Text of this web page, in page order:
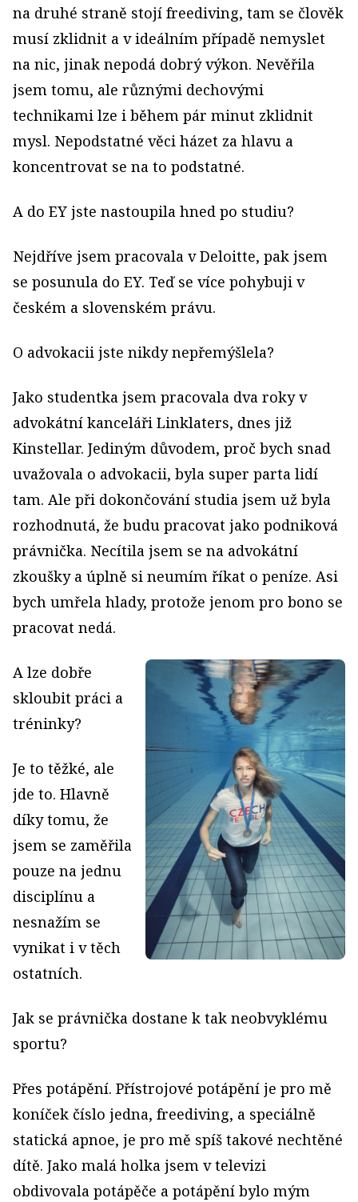
na druhé straně stojí freediving, tam se člověk
musí zklidnit a v ideálním případě nemyslet
na nic, jinak nepodá dobrý výkon. Nevěřila
jsem tomu, ale různými dechovými
technikami lze i během pár minut zklidnit
mysl. Nepodstatné věci házet za hlavu a
koncentrovat se na to podstatné.
A do EY jste nastoupila hned po studiu?
Nejdříve jsem pracovala v Deloitte, pak jsem
se posunula do EY. Teď se více pohybuji v
českém a slovenském právu.
O advokacii jste nikdy nepřemýšlela?
Jako studentka jsem pracovala dva roky v
advokátní kanceláři Linklaters, dnes již
Kinstellar. Jediným důvodem, proč bych snad
uvažovala o advokacii, byla super parta lidí
tam. Ale při dokončování studia jsem už byla
rozhodnutá, že budu pracovat jako podniková
právnička. Necítila jsem se na advokátní
zkoušky a úplně si neumím říkat o peníze. Asi
bych umřela hlady, protože jenom pro bono se
pracovat nedá.
A lze dobře
skloubit práci a
tréninky?
Je to těžké, ale
jde to. Hlavně
díky tomu, že
jsem se zaměřila
pouze na jednu
disciplínu a
nesnažím se
vynikat i v těch
ostatních.
Jak se právnička dostane k tak neobvyklému
sportu?
Přes potápění. Přístrojové potápění je pro mě
koníček číslo jedna, freediving, a speciálně
statická apnoe, je pro mě spíš takové nechtěné
dítě. Jako malá holka jsem v televizi
obdivovala potápěče a potápění bylo mým